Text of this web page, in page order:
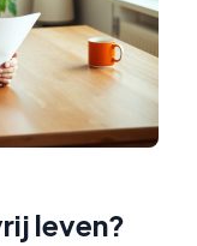
leven?